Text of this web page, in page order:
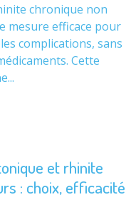
chronique non
mesure efficace pour
complications, sans
Cette
et rhinite
: choix, efficacité